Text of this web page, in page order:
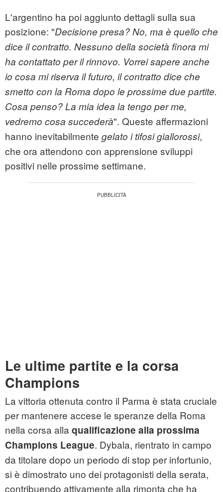
L'argentino ha poi aggiunto dettagli sulla sua
posizione: "Decisione presa? No, ma è quello che
dice il contratto. Nessuno della società finora mi
ha contattato per il rinnovo. Vorrei sapere anche
io cosa mi riserva il futuro, il contratto dice che
smetto con la Roma dopo le prossime due partite.
Cosa penso? La mia idea la tengo per me,
vedremo cosa succederà". Queste affermazioni
hanno inevitabilmente gelato i tifosi giallorossi,
che ora attendono con apprensione sviluppi
positivi nelle prossime settimane.
Le ultime partite e la corsa
Champions
La vittoria ottenuta contro il Parma è stata cruciale
per mantenere accese le speranze della Roma
nella corsa alla qualificazione alla prossima
Champions League. Dybala, rientrato in campo
da titolare dopo un periodo di stop per infortunio,
si è dimostrato uno dei protagonisti della serata,
contribuendo attivamente alla rimonta che ha